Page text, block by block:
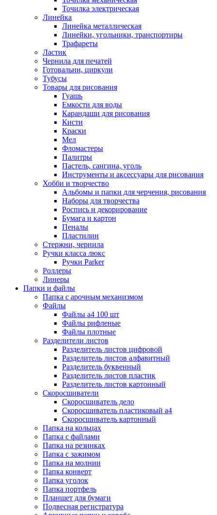
Точилка электрическая
Линейка
Линейка металлическая
Линейки, угольники, транспортиры
Трафареты
Ластик
Чернила для печатей
Готовальни, циркули
Тубусы
Товары для рисования
Гуашь
Емкости для воды
Карандаши для рисования
Кисти
Краски
Мел
Фломастеры
Палитры
Пастель, сангина, уголь
Инструменты и аксессуары для рисования
Хобби и творчество
Альбомы и папки для черчения, рисования
Наборы для творчества
Роспись и декорирование
Бумага и картон
Пеналы
Пластилин
Стержни, чернила
Ручки класса люкс
Ручки Parker
Роллеры
Линеры
Папки и файлы
Папка с арочным механизмом
Файлы
Файлы а4 100 шт
Файлы рифленые
Файлы плотные
Разделители листов
Разделитель листов цифровой
Разделитель листов алфавитный
Разделитель буквенный
Разделитель листов пластик
Разделитель листов картонный
Скоросшиватели
Скоросшиватель дело
Скоросшиватель пластиковый а4
Скоросшиватель картонный
Папка на кольцах
Папка с файлами
Папка на резинках
Папка с зажимом
Папка на молнии
Папка конверт
Папка уголок
Папка портфель
Планшет для бумаги
Подвесная регистратура